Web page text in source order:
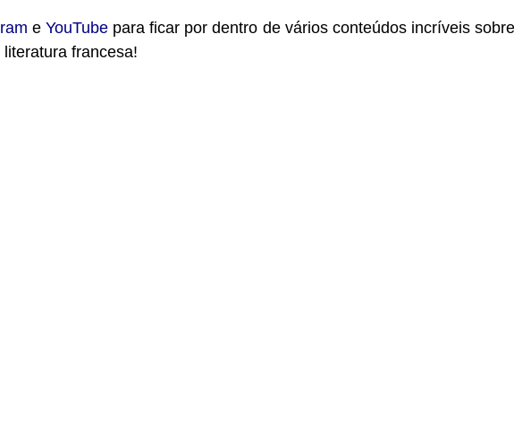
e YouTube para ficar por dentro de vários conteúdos incríveis sobre
francesa!